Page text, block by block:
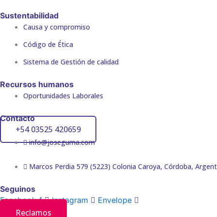
Sustentabilidad
Causa y compromiso
Código de Ética
Sistema de Gestión de calidad
Recursos humanos
Oportunidades Laborales
Contacto
+54 03525 420659
info@joseguma.com
Marcos Perdia 579 (5223) Colonia Caroya, Córdoba,
Seguinos
Facebook-f
Instagram Envelope
Reclamos